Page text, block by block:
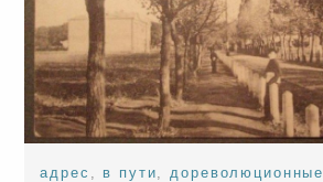
n
адрес в пути дореволюционные